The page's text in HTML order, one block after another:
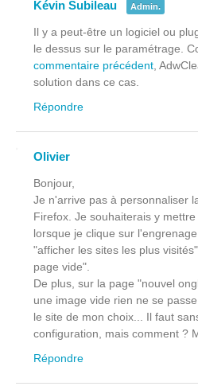
Kévin Subileau Admin.
Il y a peut-être un logiciel ou
le dessus sur le paramétrage.
commentaire précédent,
solution dans ce cas.
Répondre
Olivier
Bonjour,
Je n'arrive pas à personnaliser
Firefox. Je souhaiterais y
lorsque je clique sur
"afficher les sites les plus
page vide".
De plus, sur la page "nouvel
une image vide rien ne se
le site de mon choix... Il faut
configuration, mais comment ?
Répondre